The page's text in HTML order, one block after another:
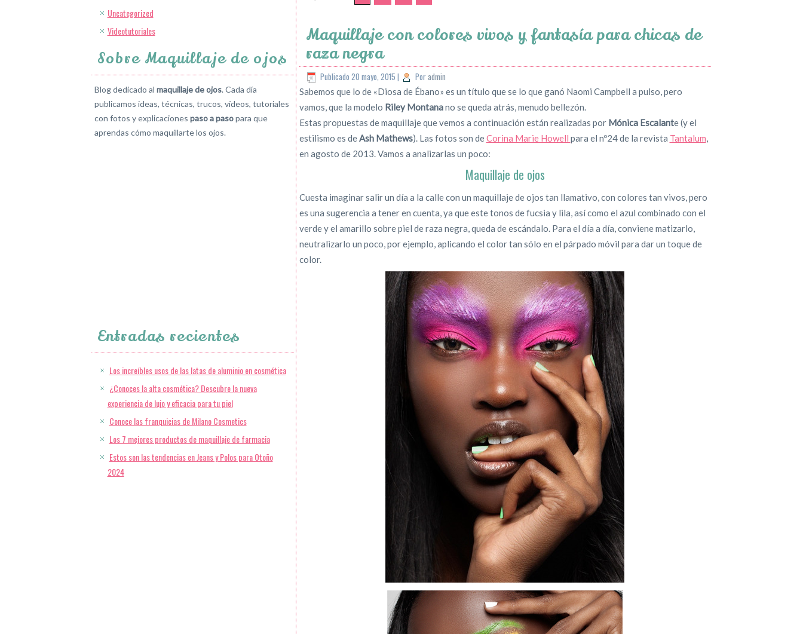
Uncategorized
Videotutoriales
Sobre Maquillaje de ojos
Blog dedicado al maquillaje de ojos. Cada día
publicamos ideas, técnicas, trucos, vídeos, tutoriales
con fotos y explicaciones paso a pasopara que
aprendas cómo maquillarte los ojos.
Entradas recientes
Los increíbles usos de las latas de aluminio en cosmética
¿Conoces la alta cosmética? Descubre la nueva
experiencia de lujo y eficacia para tu piel
Conoce las franquicias de Milano Cosmetics
Los 7 mejores productos de maquillaje de farmacia
Estos son las tendencias en Jeans y Polos para Otoño
2024
Maquillaje con colores vivos y fantasía para chicas de
raza negra
Publicado 20 mayo, 2015 | Poradmin
Sabemos que lo de «Diosa de Ébano» es un título que se lo que ganó Naomi Campbell a pulso, pero
vamos, que la modelo Riley Montanano se queda atrás, menudo bellezón.
Estas propuestas de maquillaje que vemos a continuación están realizadas por Mónica Escalante (y el
estilismo es deAsh Mathews). Las fotos son deCorina Marie Howell para el nº24 de la revista Tantalum,
en agosto de 2013. Vamos a analizarlas un poco:
Maquillaje de ojos
Cuesta imaginar salir un día a la calle con un maquillaje de ojos tan llamativo, con colores tan vivos, pero
es una sugerencia a tener en cuenta, ya que este tonos de fucsia y lila, así como el azul combinado con el
verde y el amarillo sobre piel de raza negra, queda de escándalo. Para el día a día, conviene matizarlo,
neutralizarlo un poco, por ejemplo, aplicando el color tan sólo en el párpado móvil para dar un toque de
color.